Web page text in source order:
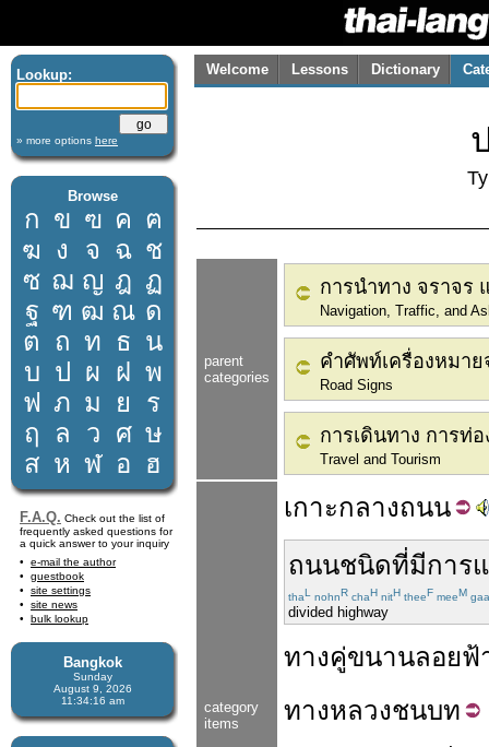
Lookup:
» more options here
Browse
ก ข ฃ ค ฅ
ฆ ง จ ฉ ช
ซ ฌ ญ ฎ ฏ
ฐ ฑ ฒ ณ ด
ต ถ ท ธ น
บ ป ผ ฝ พ
ฟ ภ ม ย
ร
ฤ
ล ว ศ ษ
ส ห ฬ อ ฮ
F.A.Q. Check out the list of
frequently asked questions for
a quick answer to your inquiry
e-mail the author
guestbook
site settings
site news
bulk lookup
Bangkok
Sunday
August 9, 2026
11:34:17 am
Welcome Lessons Dictionary
parent
categories
การนำทาง จราจร
Navigation, Traffic, and
คำศัพท์เครื่องหมาย
Road Signs
การเดินทาง การท่อ
Travel and Tourism
category
items
เกาะกลางถนน
ถนนชนิดที่มีการ
thaL nohnR chaH nitH theeF meeM
divided highway
ทางคู่ขนานลอยฟ้
ทางหลวงชนบท